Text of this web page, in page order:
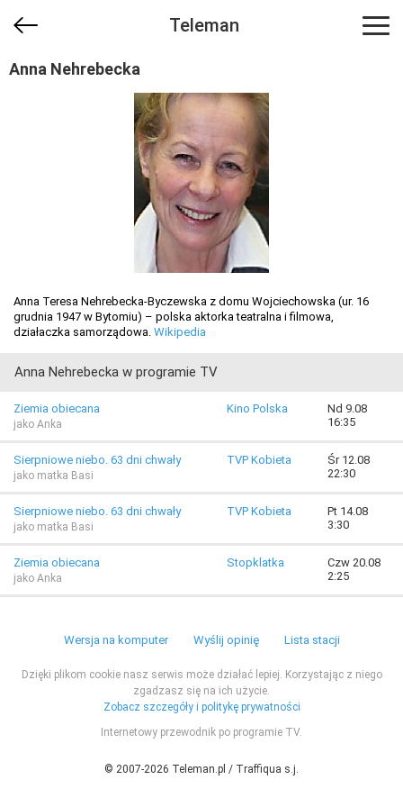
Teleman
Anna Nehrebecka
Anna Teresa Nehrebecka-Byczewska z domu Wojciechowska (ur. 16
grudnia 1947 w Bytomiu) – polska aktorka teatralna i filmowa,
działaczka samorządowa. Wikipedia
Anna Nehrebecka w programie TV
Ziemia obiecana
jako Anka
Kino Polska
Nd 9.08
16:35
Sierpniowe niebo. 63 dni chwały
jako matka Basi
TVP Kobieta
Śr 12.08
22:30
Sierpniowe niebo. 63 dni chwały
jako matka Basi
TVP Kobieta
Pt 14.08
3:30
Ziemia obiecana
jako Anka
Stopklatka
Czw 20.08
2:25
Wersja na komputer Wyślij opinię Lista stacji
Dzięki plikom cookie nasz serwis może działać lepiej. Korzystając z niego
zgadzasz się na ich użycie.
Zobacz szczegóły i politykę prywatności
Internetowy przewodnik po programie TV.
© 2007-2026 Teleman.pl / Traffiqua s.j.